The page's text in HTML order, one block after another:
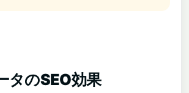
タのSEO効果